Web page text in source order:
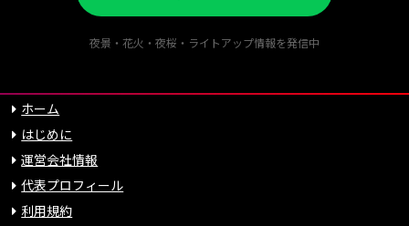
夜景・花火・夜桜・ライトアップ情報を発信中
ホーム
はじめに
運営会社情報
代表プロフィール
利用規約